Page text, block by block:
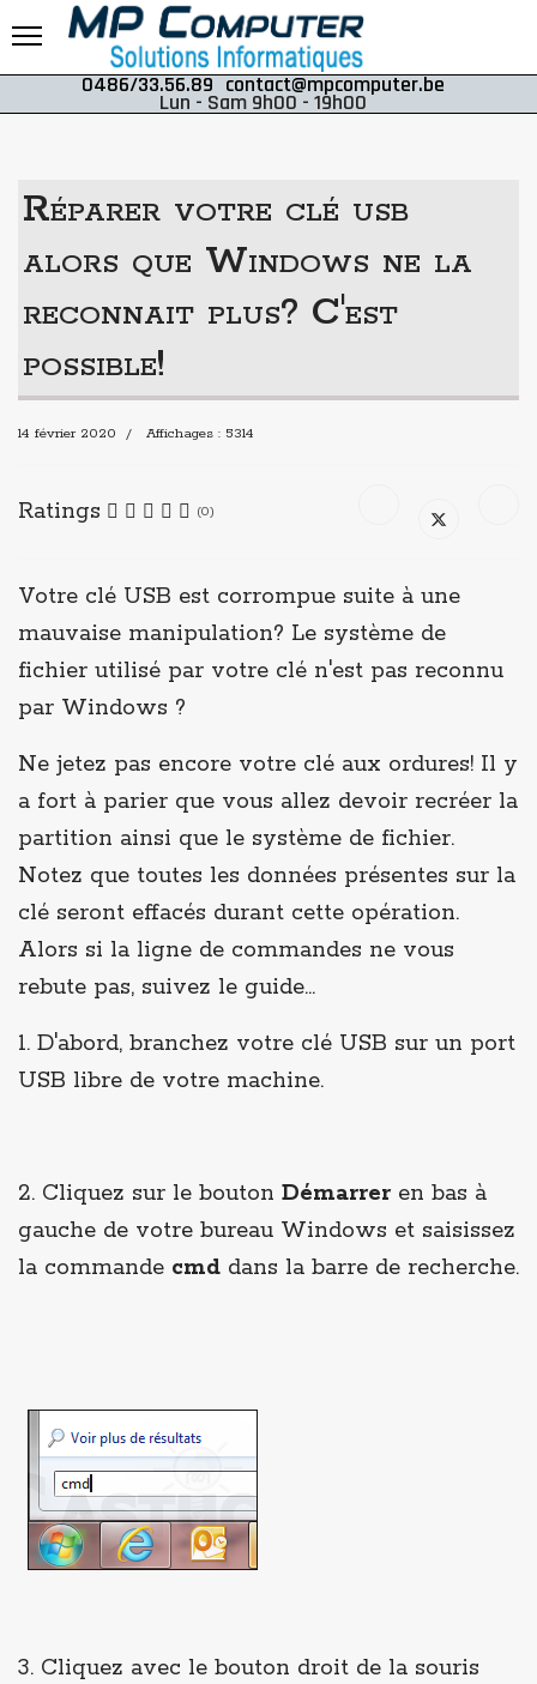
0486/33.56.89 contact@mpcomputer.be
Lun - Sam 9h00 - 19h00
Réparer votre clé usb
alors que Windows ne la
reconnait plus? C'est
possible!
14 février 2020 Affichages : 5314
Ratings (0)
Votre clé USB est corrompue suite à une
mauvaise manipulation? Le système de
fichier utilisé par votre clé n'est pas reconnu
par Windows ?
Ne jetez pas encore votre clé aux ordures! Il y
a fort à parier que vous allez devoir recréer la
partition ainsi que le système de fichier.
Notez que toutes les données présentes sur la
clé seront effacés durant cette opération.
Alors si la ligne de commandes ne vous
rebute pas, suivez le guide…
1. D'abord, branchez votre clé USB sur un port
USB libre de votre machine.
2. Cliquez sur le bouton Démarrer en bas à
gauche de votre bureau Windows et saisissez
la commande cmd dans la barre de recherche.
3. Cliquez avec le bouton droit de la souris